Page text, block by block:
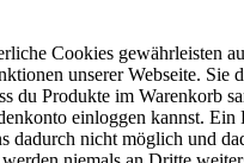
Cookies gewährleisten
unserer Webseite. Sie
du Produkte im Warenkorb
einloggen kannst. Ein
dadurch nicht möglich und